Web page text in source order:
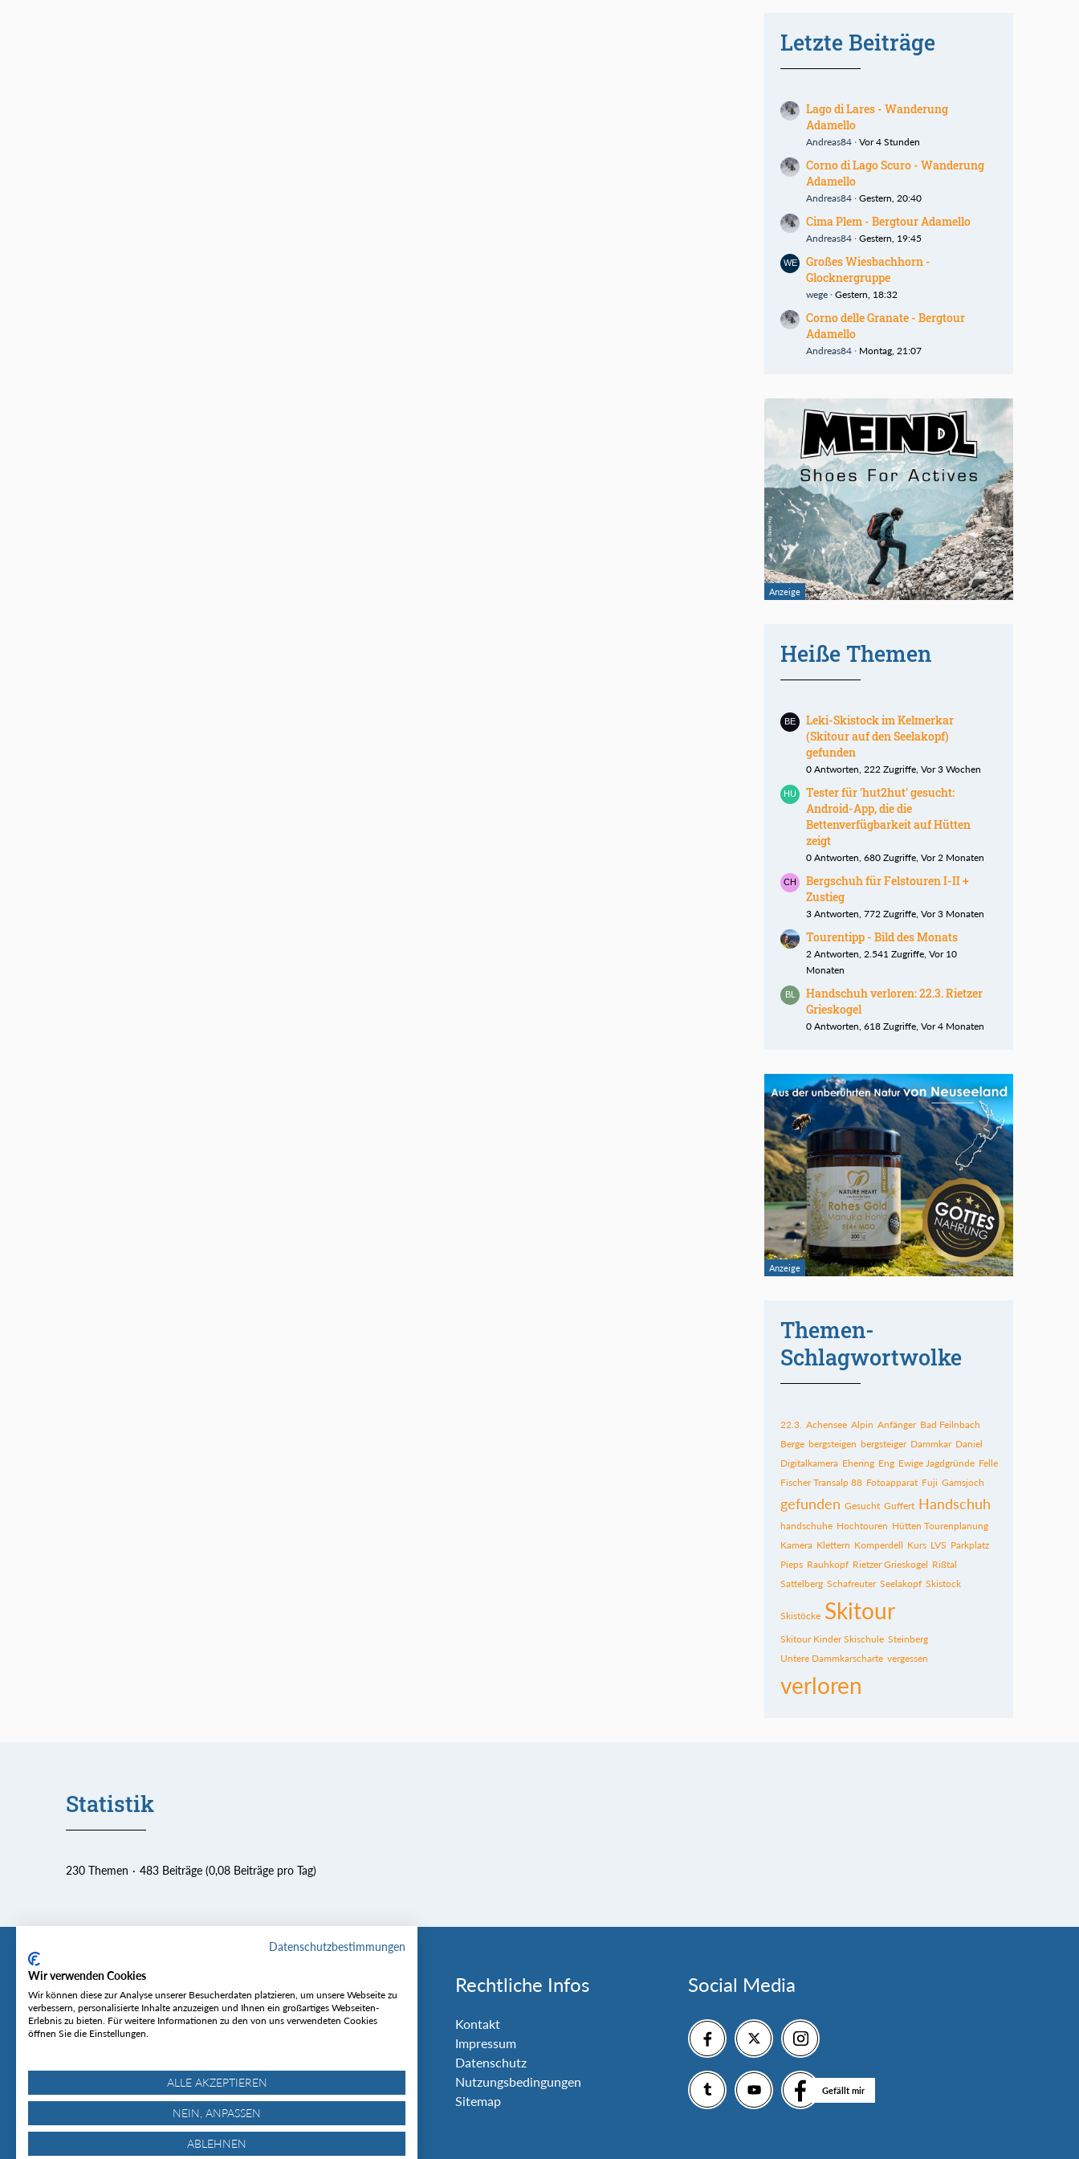
Letzte Beiträge
Lago di Lares - Wanderung
Adamello
Andreas84 Vor 4 Stunden
Corno di Lago Scuro - Wanderung
Adamello
Andreas84 Gestern, 20:40
Cima Plem - Bergtour Adamello
Andreas84 Gestern, 19:45
Großes Wiesbachhorn -
Glocknergruppe
wege Gestern, 18:32
Corno delle Granate - Bergtour
Adamello
Andreas84 Montag, 21:07
Heiße Themen
Leki-Skistock im Kelmerkar
(Skitour auf den Seelakopf)
gefunden
0 Antworten, 222 Zugriffe, Vor 3 Wochen
Tester für 'hut2hut' gesucht:
Android-App, die die
Bettenverfügbarkeit auf Hütten
zeigt
0 Antworten, 680 Zugriffe, Vor 2 Monaten
Bergschuh für Felstouren I-II +
Zustieg
3 Antworten, 772 Zugriffe, Vor 3 Monaten
Tourentipp - Bild des Monats
2 Antworten, 2.541 Zugriffe, Vor 10
Monaten
Handschuh verloren: 22.3. Rietzer
Grieskogel
0 Antworten, 618 Zugriffe, Vor 4 Monaten
Themen-
Schlagwortwolke
22.3. Achensee Alpin Anfänger Bad Feilnbach
Berge bergsteigen bergsteiger Dammkar Daniel
Digitalkamera Ehering Eng Ewige Jagdgründe Felle
Fischer Transalp 88 Fotoapparat Fuji Gamsjoch
gefunden Gesucht Guffert Handschuh
handschuhe Hochtouren Hütten Tourenplanung
Kamera Klettern Komperdell Kurs LVS Parkplatz
Pieps Rauhkopf Rietzer Grieskogel Rißtal
Sattelberg Schafreuter Seelakopf Skistock
Skistöcke Skitour
Skitour Kinder Skischule Steinberg
Untere Dammkarscharte vergessen
verloren
Statistik
230 Themen 483 Beiträge (0,08 Beiträge pro Tag)
Tourentipp
Über uns
Wetter & Lawinenlage
Rechtliche Infos
Kontakt
Impressum
Datenschutz
Nutzungsbedingungen
Sitemap
Social Media
Gefällt mir
Datenschutzbestimmungen
Wir verwenden Cookies
Wir können diese zur Analyse unserer Besucherdaten platzieren, um unsere Webseite zu
verbessern, personalisierte Inhalte anzuzeigen und Ihnen ein großartiges Webseiten-
Erlebnis zu bieten. Für weitere Informationen zu den von uns verwendeten Cookies
öffnen Sie die Einstellungen.
ALLE AKZEPTIEREN
NEIN, ANPASSEN
ABLEHNEN